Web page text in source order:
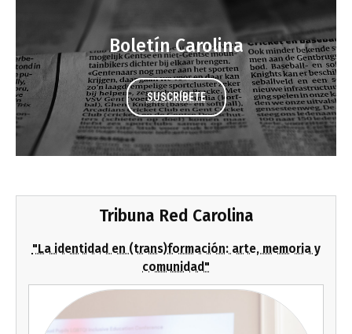
Boletín Carolina
SUSCRÍBETE
Tribuna Red Carolina
"La identidad en (trans)formación: arte, memoria y
comunidad"